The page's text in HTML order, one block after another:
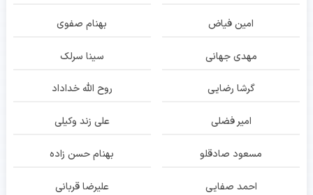
امین فیاض بهنام صفوی
مهدی جهانی سینا سرلک
گرشا رضایی روح الله خداداد
امیر فضلی علی زند وکیلی
مسعود صادقلو بهنام حسن زاده
احمد صفایی علیرضا قربانی